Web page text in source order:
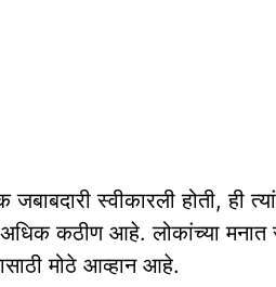
स्वीकारली होती, ही
कठीण आहे. लोकांच्या
मोठे आव्हान आहे.